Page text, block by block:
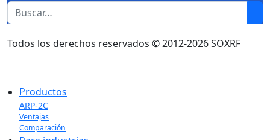
1
Todos los derechos reservados © 2012-2026 SOXRF
Productos
ARP-2C
Ventajas
Comparación